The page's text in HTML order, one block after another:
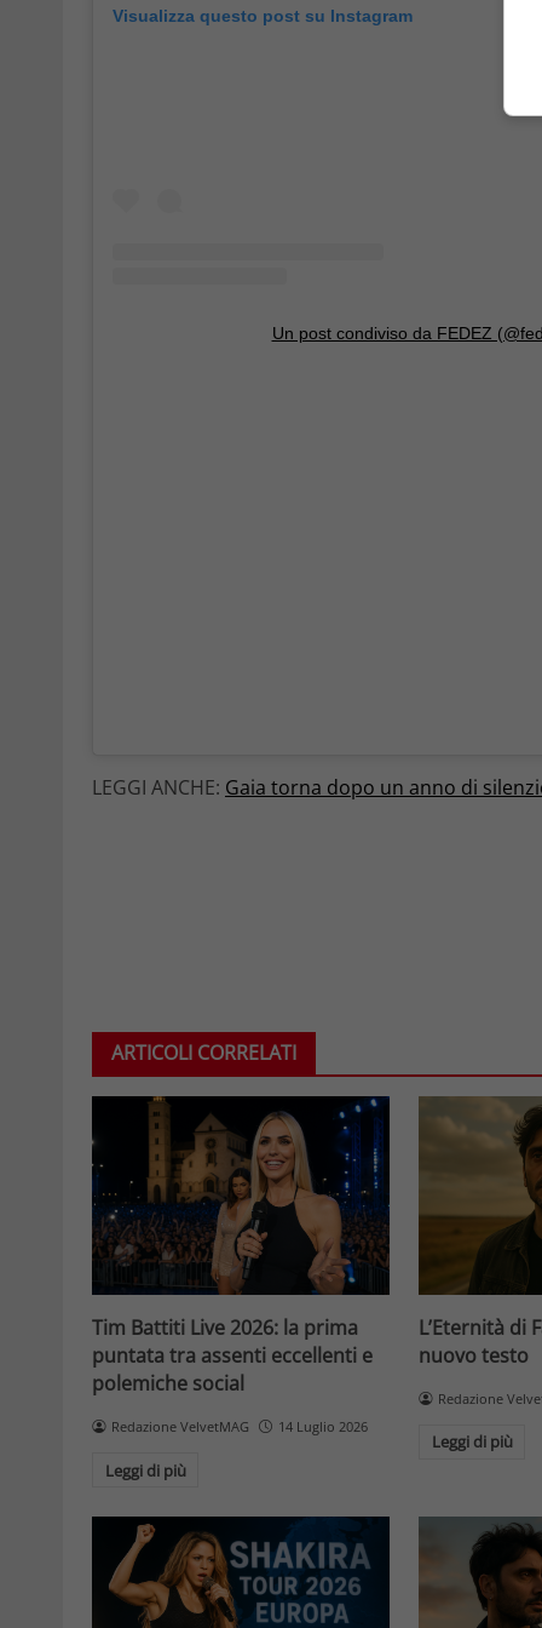
Visualizza questo post su Instagram
Un post condiviso da FEDEZ
LEGGI ANCHE: Gaia torna dopo un anno di
ARTICOLI CORRELATI
Tim Battiti Live 2026: la prima
puntata tra assenti eccellenti e
polemiche social
Redazione VelvetMAG 14 Luglio 2026
Leggi di più
L’Eternità di
nuovo testo
Redazione
Leggi di più